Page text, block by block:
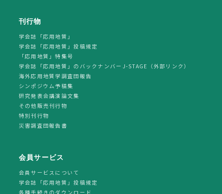
刊行物
学会誌「応用地質」
学会誌「応用地質」投稿規定
「応用地質」特集号
学会誌「応用地質」のバックナンバーJ-STAGE（外部リンク）
海外応用地質学調査団報告
シンポジウム予稿集
研究発表会講演論文集
その他販売刊行物
特別刊行物
災害調査団報告書
会員サービス
会員サービスについて
学会誌「応用地質」投稿規定
各種手続きのダウンロード